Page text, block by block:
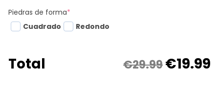
Piedras de forma*
Cuadrado
Redondo
Total €29.99€19.99